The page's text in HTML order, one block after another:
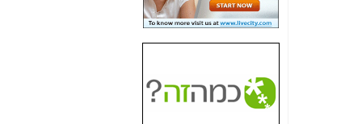
האם השר איוב קרא
היה צריך בכלל לחתום
על האישור, שנתן
האם ביבי וקרא קבלו
בכלל תמורה עבור